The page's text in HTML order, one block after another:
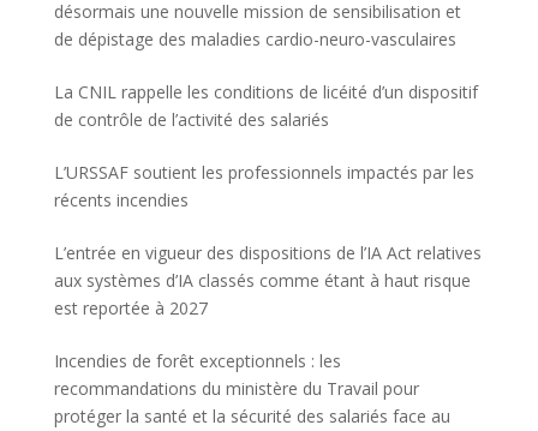
désormais une nouvelle mission de sensibilisation et
de dépistage des maladies cardio-neuro-vasculaires
La CNIL rappelle les conditions de licéité d’un dispositif
de contrôle de l’activité des salariés
L’URSSAF soutient les professionnels impactés par les
récents incendies
L’entrée en vigueur des dispositions de l’IA Act relatives
aux systèmes d’IA classés comme étant à haut risque
est reportée à 2027
Incendies de forêt exceptionnels : les
recommandations du ministère du Travail pour
protéger la santé et la sécurité des salariés face au